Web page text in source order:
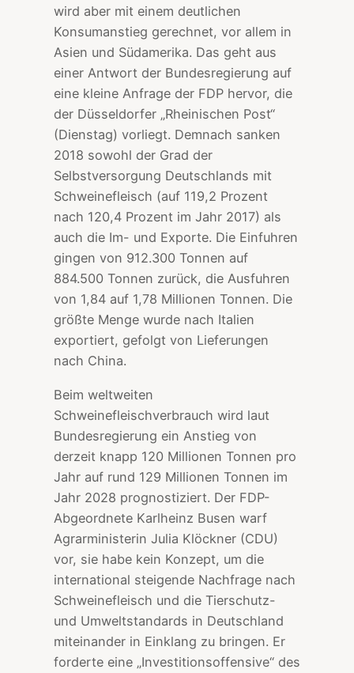
wird aber mit einem deutlichen
Konsumanstieg gerechnet, vor allem in
Asien und Südamerika. Das geht aus
einer Antwort der Bundesregierung auf
eine kleine Anfrage der FDP hervor, die
der Düsseldorfer „Rheinischen Post“
(Dienstag) vorliegt. Demnach sanken
2018 sowohl der Grad der
Selbstversorgung Deutschlands mit
Schweinefleisch (auf 119,2 Prozent
nach 120,4 Prozent im Jahr 2017) als
auch die Im- und Exporte. Die Einfuhren
gingen von 912.300 Tonnen auf
884.500 Tonnen zurück, die Ausfuhren
von 1,84 auf 1,78 Millionen Tonnen. Die
größte Menge wurde nach Italien
exportiert, gefolgt von Lieferungen
nach China.
Beim weltweiten
Schweinefleischverbrauch wird laut
Bundesregierung ein Anstieg von
derzeit knapp 120 Millionen Tonnen pro
Jahr auf rund 129 Millionen Tonnen im
Jahr 2028 prognostiziert. Der FDP-
Abgeordnete Karlheinz Busen warf
Agrarministerin Julia Klöckner (CDU)
vor, sie habe kein Konzept, um die
international steigende Nachfrage nach
Schweinefleisch und die Tierschutz-
und Umweltstandards in Deutschland
miteinander in Einklang zu bringen. Er
forderte eine „Investitionsoffensive“ des